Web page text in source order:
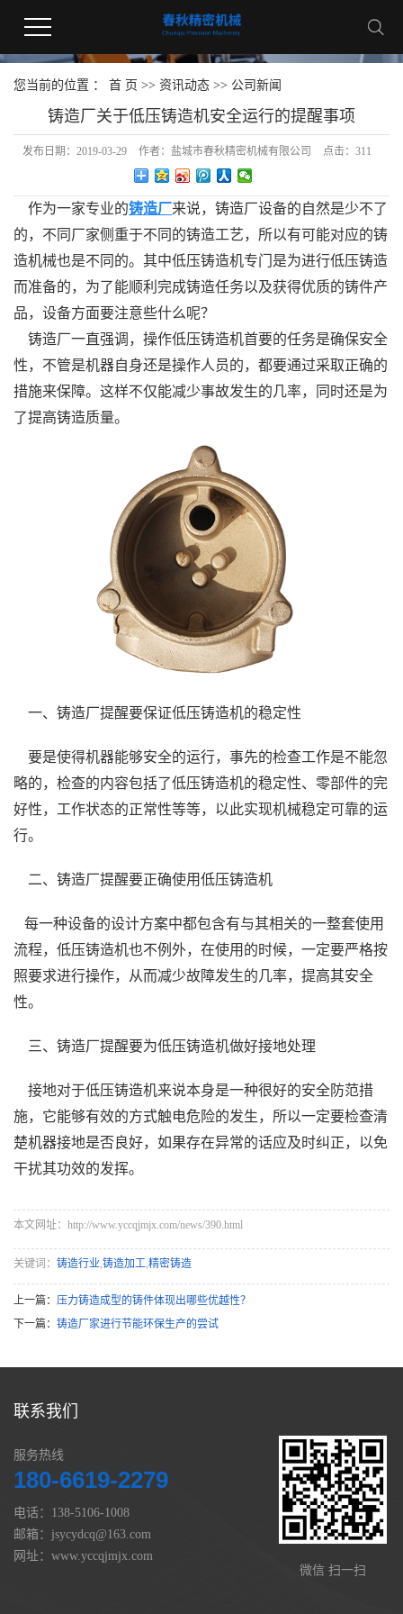
您当前的位置 ： 首 页 >> 资讯动态 >> 公司新闻
铸造厂关于低压铸造机安全运行的提醒事项
发布日期： 2019-03-29 作者： 盐城市春秋精密机械有限公司 点击： 311
作为一家专业的铸造厂来说，铸造厂设备的自然是少不了
的，不同厂家侧重于不同的铸造工艺，所以有可能对应的铸
造机械也是不同的。其中低压铸造机专门是为进行低压铸造
而准备的，为了能顺利完成铸造任务以及获得优质的铸件产
品，设备方面要注意些什么呢？
铸造厂一直强调，操作低压铸造机首要的任务是确保安全
性，不管是机器自身还是操作人员的，都要通过采取正确的
措施来保障。这样不仅能减少事故发生的几率，同时还是为
了提高铸造质量。
一、铸造厂提醒要保证低压铸造机的稳定性
要是使得机器能够安全的运行，事先的检查工作是不能忽
略的，检查的内容包括了低压铸造机的稳定性、零部件的完
好性，工作状态的正常性等等，以此实现机械稳定可靠的运
行。
二、铸造厂提醒要正确使用低压铸造机
每一种设备的设计方案中都包含有与其相关的一整套使用
流程，低压铸造机也不例外，在使用的时候，一定要严格按
照要求进行操作，从而减少故障发生的几率，提高其安全
性。
三、铸造厂提醒要为低压铸造机做好接地处理
接地对于低压铸造机来说本身是一种很好的安全防范措
施，它能够有效的方式触电危险的发生，所以一定要检查清
楚机器接地是否良好，如果存在异常的话应及时纠正，以免
干扰其功效的发挥。
本文网址：http://www.yccqjmjx.com/news/390.html
关键词： 铸造行业 铸造加工 精密铸造
上一篇： 压力铸造成型的铸件体现出哪些优越性？
下一篇： 铸造厂家进行节能环保生产的尝试
联系我们
服务热线
180-6619-2279
电话：138-5106-1008
邮箱：jsycydcq@163.com
网址：www.yccqjmjx.com
微信 扫一扫